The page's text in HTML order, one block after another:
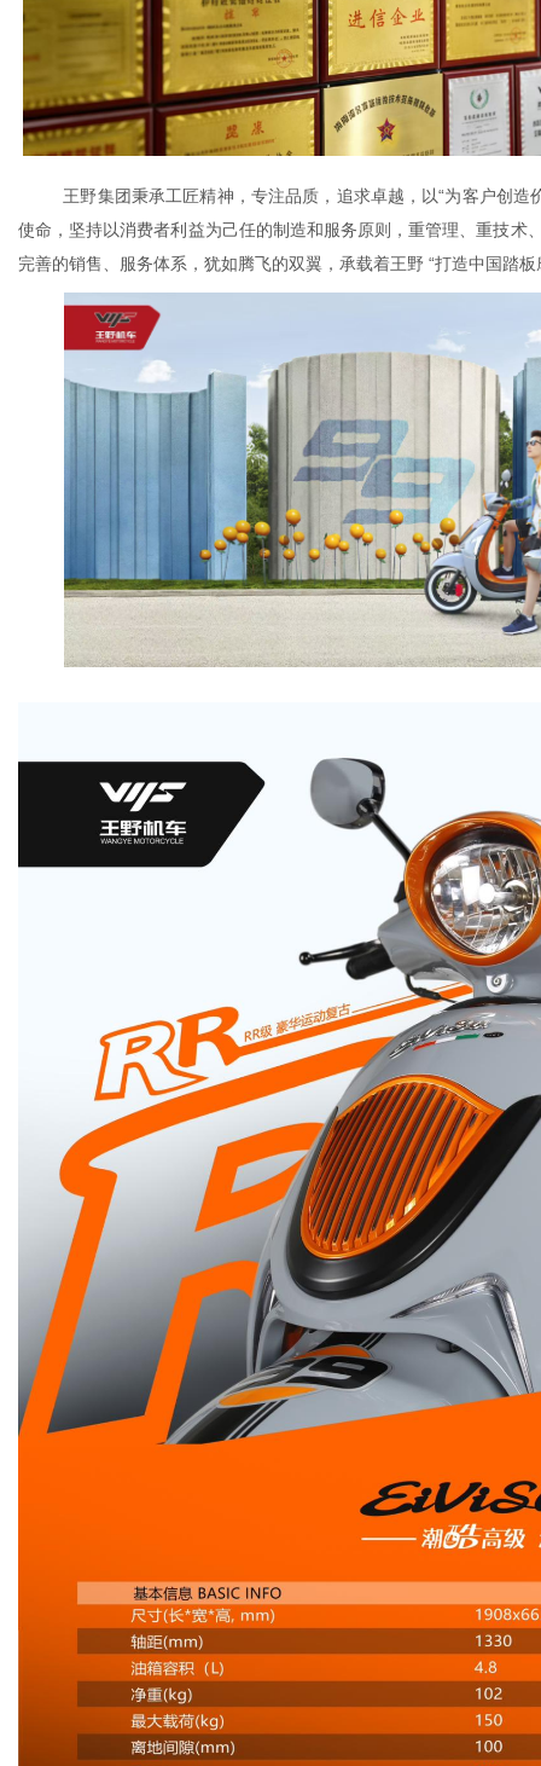
王野集团秉承工匠精神，专注品质，追求卓越，以“为客户创造
使命，坚持以消费者利益为己任的制造和服务原则，重管理、重技
完善的销售、服务体系，犹如腾飞的双翼，承载着王野 “打造中国踏